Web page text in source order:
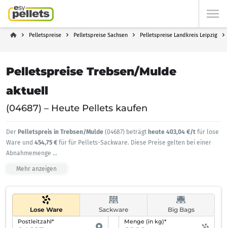
Pelletspreise Pelletspreise Sachsen Pelletspreise Landkreis Leipzig
Pelletspreise Trebsen/Mulde
aktuell
(04687) – Heute Pellets kaufen
Der Pelletspreis in Trebsen/Mulde (04687) beträgt heute 403,04 €/t für lose
Ware und 454,75 € für für Pellets-Sackware. Diese Preise gelten bei einer
Abnahmemenge ...
Mehr anzeigen
Lose Ware Sackware Big Bags
Postleitzahl* Menge (in kg)*